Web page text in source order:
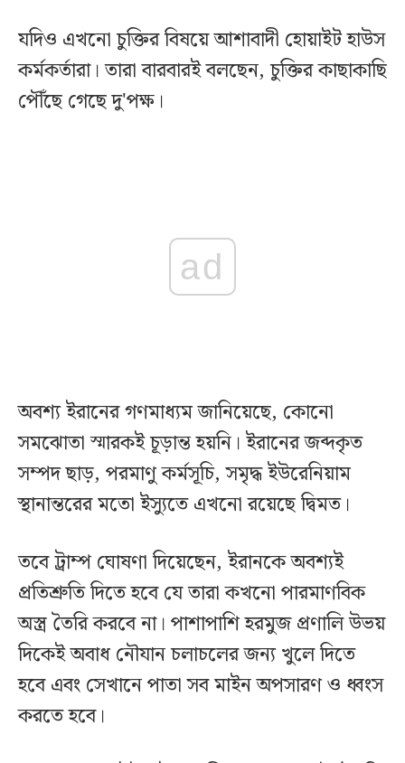
যদিও এখনো চুক্তির বিষয়ে আশাবাদী হোয়াইট হাউস
কর্মকর্তারা। তারা বারবারই বলছেন, চুক্তির কাছাকাছি
পৌঁছে গেছে দু'পক্ষ।
ad
অবশ্য ইরানের গণমাধ্যম জানিয়েছে, কোনো
সমঝোতা স্মারকই চূড়ান্ত হয়নি। ইরানের জব্দকৃত
সম্পদ ছাড়, পরমাণু কর্মসূচি, সমৃদ্ধ ইউরেনিয়াম
স্থানান্তরের মতো ইস্যুতে এখনো রয়েছে দ্বিমত।
তবে ট্রাম্প ঘোষণা দিয়েছেন, ইরানকে অবশ্যই
প্রতিশ্রুতি দিতে হবে যে তারা কখনো পারমাণবিক
অস্ত্র তৈরি করবে না। পাশাপাশি হরমুজ প্রণালি উভয়
দিকেই অবাধ নৌযান চলাচলের জন্য খুলে দিতে
হবে এবং সেখানে পাতা সব মাইন অপসারণ ও ধ্বংস
করতে হবে।